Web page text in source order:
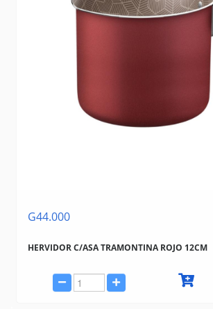
G44.000
HERVIDOR C/ASA TRAMONTINA ROJO 12CM